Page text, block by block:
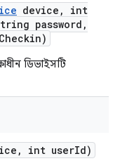
device ,
int
password ,
Checkin)
ডিভাইসটি
, int userId)